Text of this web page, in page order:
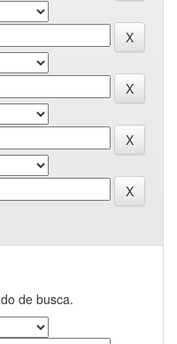
de busca.